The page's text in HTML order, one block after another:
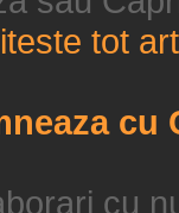
tot
cu
cu